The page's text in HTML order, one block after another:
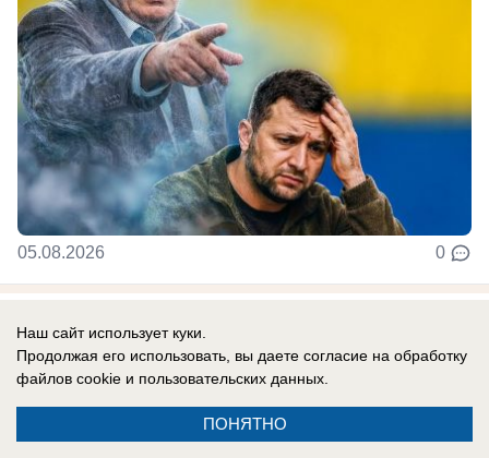
05.08.2026 0
В России
«Шут не стал королем»: у Зеленского
истерика — он оторван от реальности,
считает эксперт
По словам подполковника Дэвиса,
Наш сайт использует куки.
Продолжая его использовать, вы даете согласие на обработку
файлов cookie и пользовательских данных.
ПОНЯТНО